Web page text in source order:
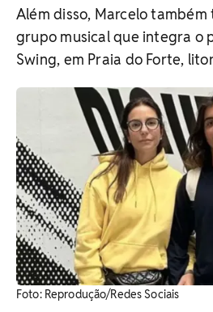
Além disso, Marcelo
grupo musical que integra o
Swing, em Praia do Forte,
Foto: Reprodução/Redes Sociais